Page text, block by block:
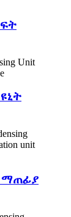
ማጠፊያ